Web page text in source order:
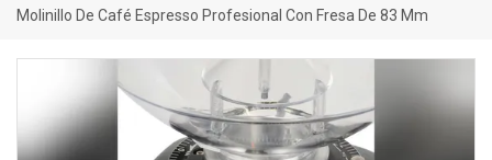
Molinillo De Café Espresso Profesional Con Fresa De 83 Mm